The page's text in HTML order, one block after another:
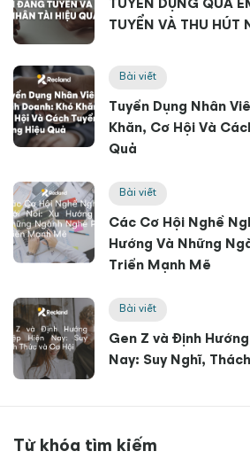
TUYỂN DỤNG QUA
TUYỂN VÀ THU HÚT
Bài viết
Tuyển Dụng Nhân
Khăn, Cơ Hội Và
Quả
Bài viết
Các Cơ Hội Nghề
Hướng Và Những
Triển Mạnh Mẽ
Bài viết
Gen Z và Định
Nay: Suy Nghĩ,
Từ khóa tìm kiếm